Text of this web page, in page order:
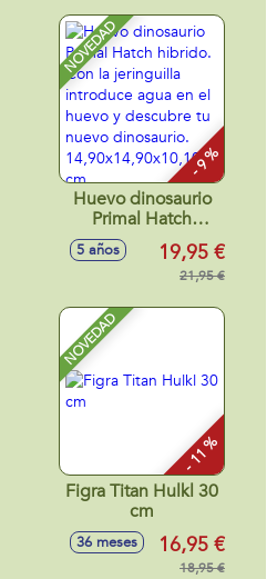
NOVEDAD
- 9 %
Huevo dinosaurio
Primal Hatch
hibrido. Con la
jeringuilla
introduce agua en
descubre tu nuevo
dinosaurio.
14,90x14,90x10,10
cm
5 años 19,95 €
21,95 €
NOVEDAD
- 11 %
Figra Titan Hulkl 30
cm
36 meses 16,95 €
18,95 €